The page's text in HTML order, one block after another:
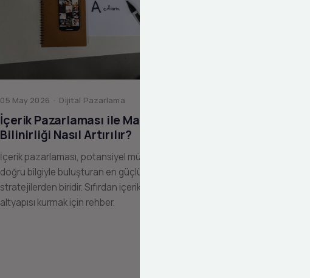
05 May 2026 · Dijital Pazarlama
İçerik Pazarlaması ile Marka
Bilinirliği Nasıl Artırılır?
İçerik pazarlaması, potansiyel müşterilerinizi
doğru bilgiyle buluşturan en güçlü dijital
stratejilerden biridir. Sıfırdan içerik pazarlama
altyapısı kurmak için rehber.